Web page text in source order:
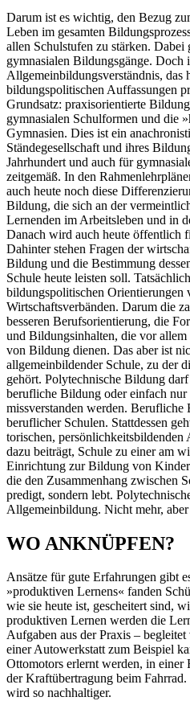
Darum ist es wichtig, den Bezug
Leben im gesamten
allen Schulstufen zu stärken.
gymnasialen Bildungsgänge. Doch
Allgemeinbildungsverständnis, das
bildungspolitischen Auffassungen
Grundsatz: praxisorientierte
gymnasialen Schulformen und die
Gymnasien. Dies ist ein
Ständegesellschaft und ihres
Jahrhundert und auch für
zeitgemäß. In den
auch heute noch diese
Bildung, die sich an der
Lernenden im Arbeitsleben und in
Danach wird auch heute öffentlich
Dahinter stehen Fragen der
Bildung und die Bestimmung
Schule heute leisten soll.
bildungspolitischen Orientierungen
Wirtschaftsverbänden. Darum die
besseren Berufsorientierung, die
und Bildungsinhalten, die vor
von Bildung dienen. Das aber ist
allgemeinbildender Schule, zu der
gehört. Polytechnische Bildung
berufliche Bildung oder einfach nur
missverstanden werden.
beruflicher Schulen. Stattdessen
torischen, ­persönlichkeitsbildenden
dazu beiträgt, Schule zu einer am
Einrichtung zur Bildung von
die den Zusammenhang ­zwischen
predigt, sondern lebt.
Allgemeinbildung. Nicht mehr,
WO ANKNÜPFEN?
Ansätze für gute Erfahrungen gibt
»produktiven Lernens« fanden
wie sie heute ist, gescheitert sind,
produktiven Lernen werden die
Aufgaben aus der Praxis –
einer Autowerkstatt zum Beispiel
Ottomotors erlernt werden, in einer
der Kraft­übertragung beim
wird so nachhaltiger.